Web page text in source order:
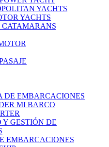
YACHTS
YACHTS
CATAMARANS
DE EMBARCACIONES
MI BARCO
Y GESTIÓN DE
EMBARCACIONES